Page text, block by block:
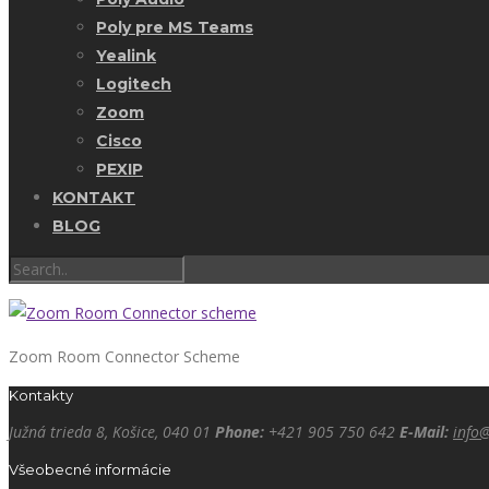
Poly pre MS Teams
Yealink
Logitech
Zoom
Cisco
PEXIP
KONTAKT
BLOG
Zoom Room Connector Scheme
Kontakty
Južná trieda 8, Košice, 040 01 Phone: +421 905 750 642 E-Mail:
Všeobecné informácie